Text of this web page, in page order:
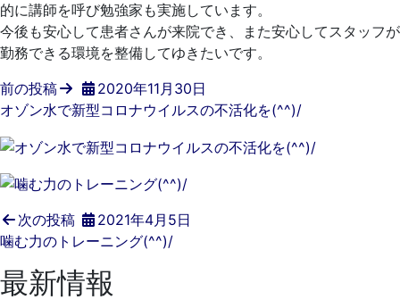
的に講師を呼び勉強家も実施しています。
今後も安心して患者さんが来院でき、また安心してスタッフが
勤務できる環境を整備してゆきたいです。
前の投稿
2020年11月30日
オゾン水で新型コロナウイルスの不活化を(^^)/
次の投稿
2021年4月5日
噛む力のトレーニング(^^)/
最新情報